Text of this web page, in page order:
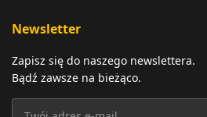
Newsletter
Zapisz się do naszego newslettera.
Bądź zawsze na bieżąco.